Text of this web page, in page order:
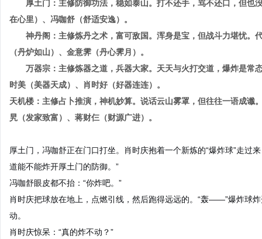
厚土门：主修防御功法，稳如泰山。打不还手，骂不还口，但
在心里）、冯咖舒（舒适安逸）。
神丹阁：主修炼丹之术，富可敌国。浑身是宝，但战斗力堪忧。
（丹炉如山）、金意霁（丹心霁月）。
万器宗：主修炼器之道，兵器大家。天天与火打交道，爆炸是常
时美（美器天成）、肖时好（好器连连）。
天机楼：主修占卜推演，神机妙算。说话云山雾罩，但往往一语成
旯（发家致富）、蒋财仨（财源广进）。
厚土门，冯咖舒正在门口打坐。肖时庆抱着一个新炼的“爆炸球”走过
道能不能炸开厚土门的防御。”
冯咖舒眼皮都不抬：“你炸吧。”
肖时庆把球放在地上，点燃引线，然后跑得远远的。“轰——”爆炸球
动。
肖时庆惊呆：“真的炸不动？”